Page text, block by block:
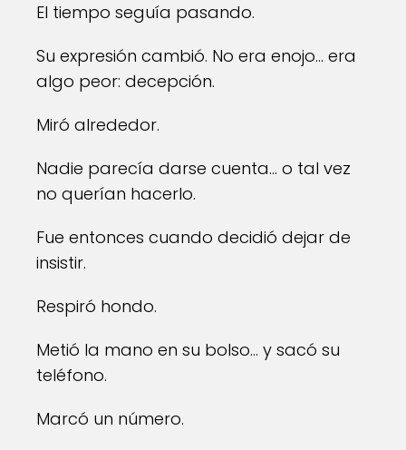
El tiempo seguía pasando.
Su expresión cambió. No era enojo… era
algo peor: decepción.
Miró alrededor.
Nadie parecía darse cuenta… o tal vez
no querían hacerlo.
Fue entonces cuando decidió dejar de
insistir.
Respiró hondo.
Metió la mano en su bolso… y sacó su
teléfono.
Marcó un número.